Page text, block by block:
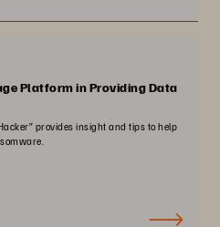
Platform in Providing Data
provides insight and tips to help